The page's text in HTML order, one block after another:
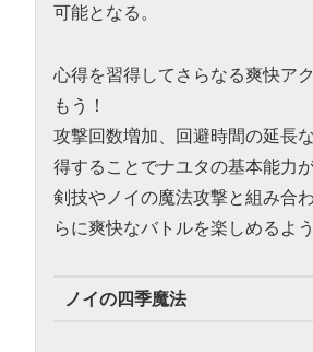
可能となる。
心得を習得してさらなる爽快ア
もう！
攻撃回数増加、回避時間の延長
得することでナユタの基本能力
剣技やノイの魔法攻撃と組み合
らに爽快なバトルを楽しめるよう
ノイの四季魔法